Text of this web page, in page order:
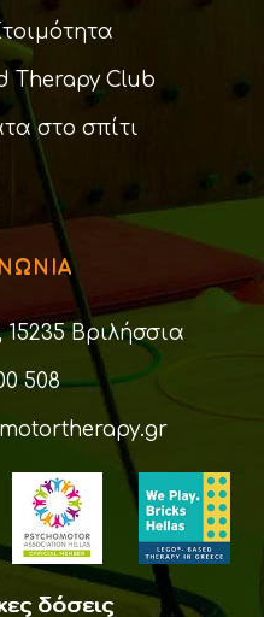
Therapy Club
στο σπίτι
Βριλήσσια
508
δόσεις